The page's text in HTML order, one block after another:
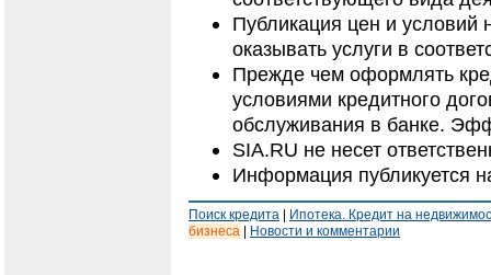
Публикация цен и условий
оказывать услуги в
Прежде чем оформлять
условиями кредитного
обслуживания в банке.
SIA.RU не несет
Информация публикуется
Поиск кредита
Ипотека. Кредит на
бизнеса
Новости и комментарии